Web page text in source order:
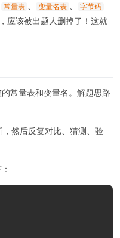
常量表 变量名表 字节码
应该被出题人删掉了！这就
常量表和变量名。解题思路
，然后反复对比、猜测、验